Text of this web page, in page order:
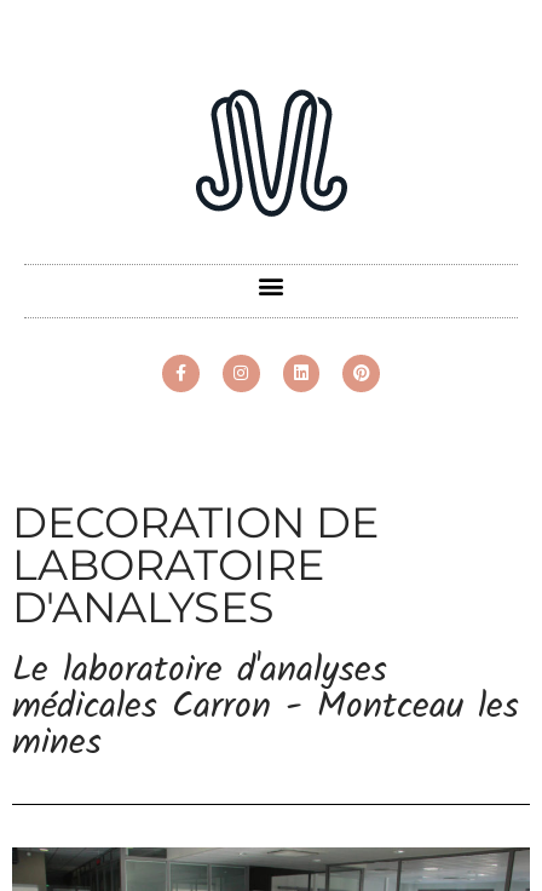
DECORATION DE
LABORATOIRE
D'ANALYSES
Le laboratoire d'analyses
médicales Carron - Montceau les
mines